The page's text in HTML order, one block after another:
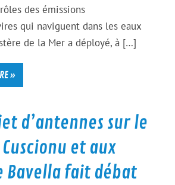
des émissions
qui naviguent dans les eaux
de la Mer a déployé, à […]
»
d’antennes sur le
et aux
Bavella fait débat